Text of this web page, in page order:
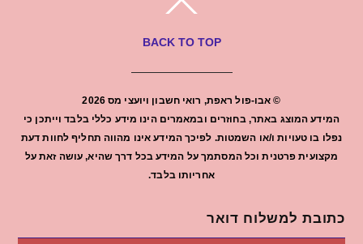
BACK TO TOP
© אבו-פול ראפת, רואי חשבון ויועצי מס2026
המידע המוצג באתר, בחוזרים ובמאמרים הינו מידע כללי בלבד וייתכן כי
נפלו בו טעויות ו/או השמטות. לפיכך המידע אינו מהווה תחליף לחוות דעת
מקצועית פרטנית וכל המסתמך על המידע בכל דרך שהיא, עושה זאת על
אחריותו בלבד.
כתובת למשלוח דואר